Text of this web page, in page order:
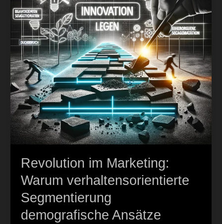
Revolution im Marketing:
Warum verhaltensorientierte
Segmentierung
demografische Ansätze
Segmentierung
demografische
Ansätze
übertrifft